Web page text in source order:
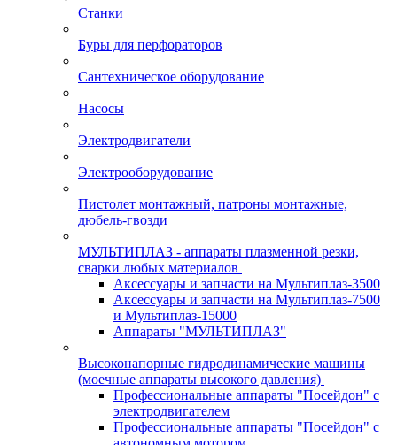
Станки
Буры для перфораторов
Сантехническое оборудование
Насосы
Электродвигатели
Электрооборудование
Пистолет монтажный, патроны монтажные,
дюбель-гвозди
МУЛЬТИПЛАЗ - аппараты плазменной резки,
сварки любых материалов
Аксессуары и запчасти на Мультиплаз-3500
Аксессуары и запчасти на Мультиплаз-7500
и Мультиплаз-15000
Аппараты "МУЛЬТИПЛАЗ"
Высоконапорные гидродинамические машины
(моечные аппараты высокого давления)
Профессиональные аппараты "Посейдон" с
электродвигателем
Профессиональные аппараты "Посейдон" с